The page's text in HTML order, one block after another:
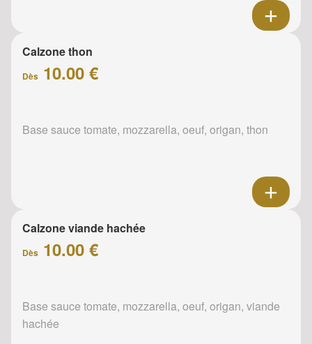
Calzone thon
Dès 10.00 €
Base sauce tomate, mozzarella, oeuf, origan, thon
Calzone viande hachée
Dès 10.00 €
Base sauce tomate, mozzarella, oeuf, origan, viande
hachée